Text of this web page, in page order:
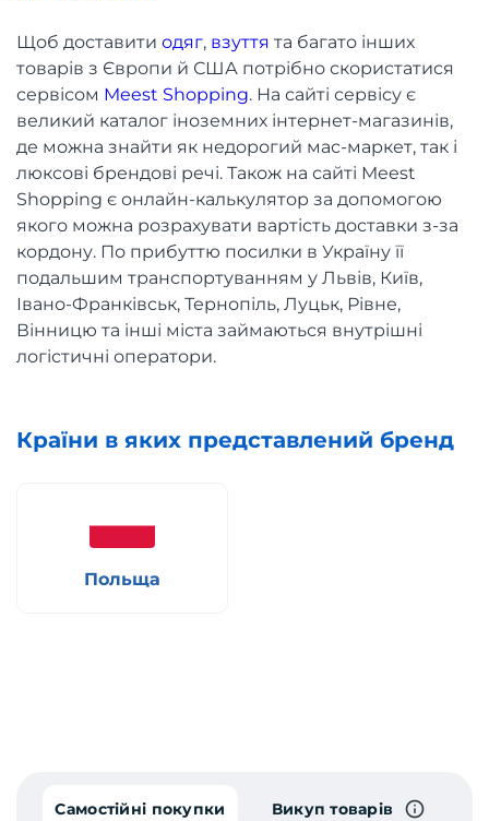
Щоб доставити одяг, взуття та багато інших
товарів з Європи й США потрібно скористатися
сервісом Meest Shopping. На сайті сервісу є
великий каталог іноземних інтернет-магазинів,
де можна знайти як недорогий мас-маркет, так і
люксові брендові речі. Також на сайті Meest
Shopping є онлайн-калькулятор за допомогою
якого можна розрахувати вартість доставки з-за
кордону. По прибуттю посилки в Україну її
подальшим транспортуванням у Львів, Київ,
Івано-Франківськ, Тернопіль, Луцьк, Рівне,
Вінницю та інші міста займаються внутрішні
логістичні оператори.
Країни в яких представлений бренд
Польща
Самостійні покупки Викуп товарів